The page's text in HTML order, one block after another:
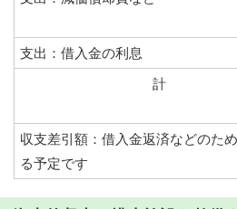
支出：借入金の利息
計
収支差引額：借入金返済などのた
る予定です